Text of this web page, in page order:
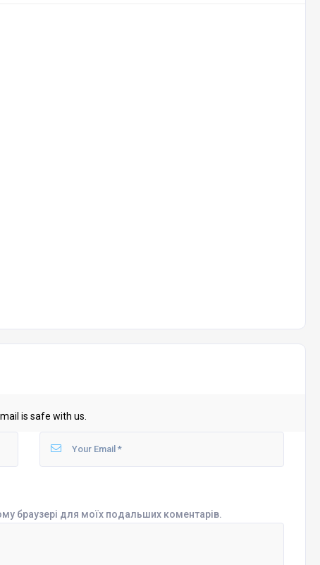
is safe with us.
браузері для моїх подальших коментарів.